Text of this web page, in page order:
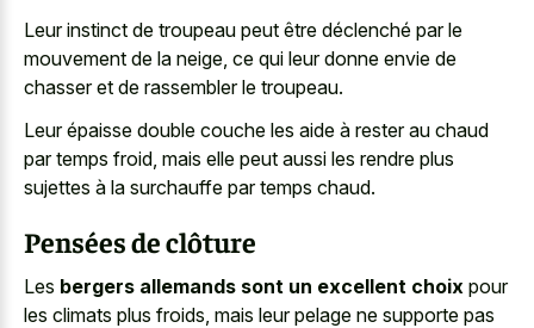
Leur instinct de troupeau peut être déclenché par le
mouvement de la neige, ce qui leur donne envie de
chasser et de rassembler le troupeau.
Leur épaisse double couche les aide à rester au chaud
par temps froid, mais elle peut aussi les rendre plus
sujettes à la surchauffe par temps chaud.
Pensées de clôture
Les bergers allemands sont un excellent choix pour
les climats plus froids, mais leur pelage ne supporte pas